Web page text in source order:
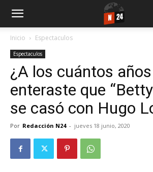
Inicio Espectaculos
Espectaculos
¿A los cuántos
enteraste que
se casó con Hugo
Por Redacción N24 - jueves 18 junio, 2020